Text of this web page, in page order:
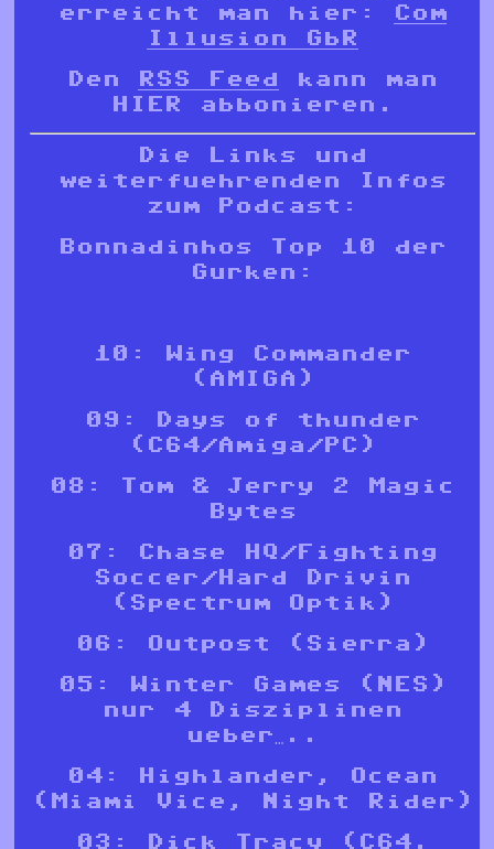
erreicht man hier:
Com
Illusion GbR
Den RSS Feed
kann man
HIER abbonieren.
Die Links und
weiterfuehrenden Infos
zum Podcast:
Bonnadinhos Top 10 der
Gurken:
10: Wing Commander
(AMIGA)
09: Days of thunder
(C64/Amiga/PC)
08: Tom & Jerry 2 Magic
Bytes
07: Chase HQ/Fighting
Soccer/Hard Drivin
(Spectrum Optik)
06: Outpost (Sierra)
05: Winter Games (NES)
nur 4 Disziplinen
ueber…..
04: Highlander, Ocean
(Miami Vice, Night Rider)
03: Dick Tracy (C64,